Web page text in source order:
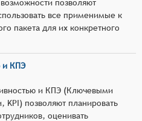
позволяют
все применимые к
пакета для их конкретного
и КПЭ
и КПЭ (Ключевыми
KPI) позволяют планировать
оценивать